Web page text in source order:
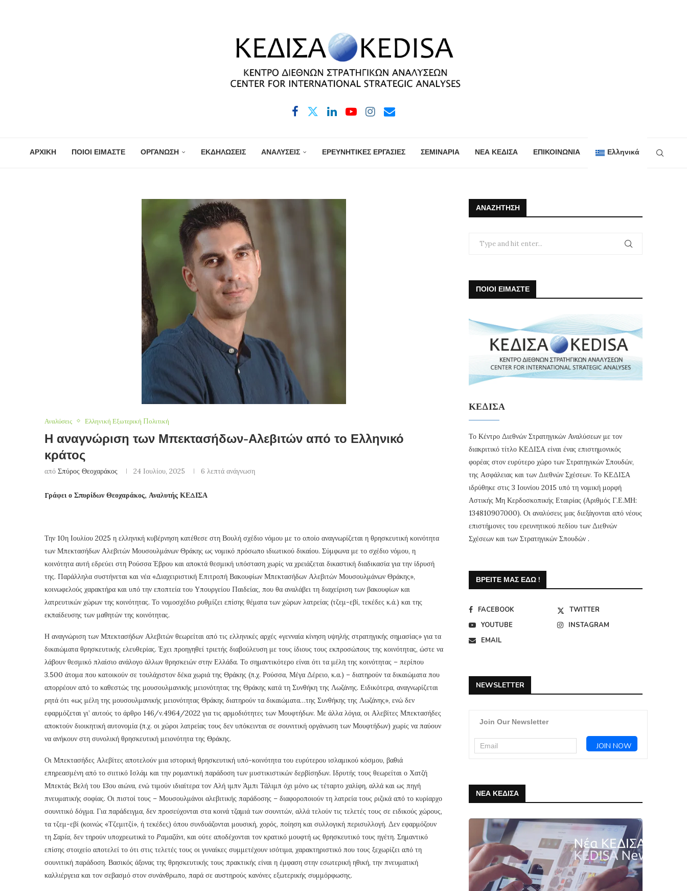
ΑΡΧΙΚΗ ΠΟΙΟΙ ΕΙΜΑΣΤΕ ΟΡΓΑΝΩΣΗ ΕΚΔΗΛΩΣΕΙΣ ΑΝΑΛΥΣΕΙΣ ΕΡΕΥΝΗΤΙΚΕΣ ΕΡΓΑΣΙΕΣ ΣΕΜΙΝΑΡΙΑ ΝΕΑ ΚΕΔΙΣΑ ΕΠΙΚΟΙΝΩΝΙΑ Ελληνικά
Αναλύσεις Ελληνική Εξωτερική Πολιτική
Η αναγνώριση των Μπεκτασήδων-Αλεβιτών από το Ελληνικό
κράτος
από Σπύρος Θεοχαράκος 24 Ιουλίου, 2025 6 λεπτά ανάγνωση
Γράφει ο Σπυρίδων Θεοχαράκος, Αναλυτής ΚΕΔΙΣΑ
Την 10η Ιουλίου 2025 η ελληνική κυβέρνηση κατέθεσε στη Βουλή σχέδιο νόμου με το οποίο αναγνωρίζεται η θρησκευτική κοινότητα
των Μπεκτασήδων Αλεβιτών Μουσουλμάνων Θράκης ως νομικό πρόσωπο ιδιωτικού δικαίου. Σύμφωνα με το σχέδιο νόμου, η
κοινότητα αυτή εδρεύει στη Ρούσσα Έβρου και αποκτά θεσμική υπόσταση χωρίς να χρειάζεται δικαστική διαδικασία για την ίδρυσή
της. Παράλληλα συστήνεται και νέα «Διαχειριστική Επιτροπή Βακουφίων Μπεκτασήδων Αλεβιτών Μουσουλμάνων Θράκης»,
κοινωφελούς χαρακτήρα και υπό την εποπτεία του Υπουργείου Παιδείας, που θα αναλάβει τη διαχείριση των βακουφίων και
λατρευτικών χώρων της κοινότητας. Το νομοσχέδιο ρυθμίζει επίσης θέματα των χώρων λατρείας (τζεμ-εβί, τεκέδες κ.ά.) και της
εκπαίδευσης των μαθητών της κοινότητας.
Η αναγνώριση των Μπεκτασήδων Αλεβιτών θεωρείται από τις ελληνικές αρχές «γενναία κίνηση υψηλής στρατηγικής σημασίας» για τα
δικαιώματα θρησκευτικής ελευθερίας. Έχει προηγηθεί τριετής διαβούλευση με τους ίδιους τους εκπροσώπους της κοινότητας, ώστε να
λάβουν θεσμικό πλαίσιο ανάλογο άλλων θρησκειών στην Ελλάδα. Το σημαντικότερο είναι ότι τα μέλη της κοινότητας – περίπου
3.500 άτομα που κατοικούν σε τουλάχιστον δέκα χωριά της Θράκης (π.χ. Ρούσσα, Μέγα Δέρειο, κ.α.) – διατηρούν τα δικαιώματα που
απορρέουν από το καθεστώς της μουσουλμανικής μειονότητας της Θράκης κατά τη Συνθήκη της Λωζάνης. Ειδικότερα, αναγνωρίζεται
ρητά ότι «ως μέλη της μουσουλμανικής μειονότητας Θράκης διατηρούν τα δικαιώματα…της Συνθήκης της Λωζάνης», ενώ δεν
εφαρμόζεται γι’ αυτούς το άρθρο 146/ν.4964/2022 για τις αρμοδιότητες των Μουφτήδων. Με άλλα λόγια, οι Αλεβίτες Μπεκτασήδες
αποκτούν διοικητική αυτονομία (π.χ. οι χώροι λατρείας τους δεν υπόκεινται σε σουνιτική οργάνωση των Μουφτήδων) χωρίς να παύουν
να ανήκουν στη συνολική θρησκευτική μειονότητα της Θράκης.
Οι Μπεκτασήδες Αλεβίτες αποτελούν μια ιστορική θρησκευτική υπό-κοινότητα του ευρύτερου ισλαμικού κόσμου, βαθιά
επηρεασμένη από το σιιτικό Ισλάμ και την ρομαντική παράδοση των μυστικιστικών δερβίσηδων. Ιδρυτής τους θεωρείται ο Χατζή
Μπεκτάς Βελή του 13ου αιώνα, ενώ τιμούν ιδιαίτερα τον Αλή ιμπν Άμπι Τάλιμπ όχι μόνο ως τέταρτο χαλίφη, αλλά και ως πηγή
πνευματικής σοφίας. Οι πιστοί τους – Μουσουλμάνοι αλεβιτικής παράδοσης – διαφοροποιούν τη λατρεία τους ριζικά από το κυρίαρχο
σουνιτικό δόγμα. Για παράδειγμα, δεν προσεύχονται στα κοινά τζαμιά των σουνιτών, αλλά τελούν τις τελετές τους σε ειδικούς χώρους,
τα τζεμ-εβί (κοινώς «Τζεμιτζί», ή τεκέδες) όπου συνδυάζονται μουσική, χορός, ποίηση και συλλογική περισυλλογή. Δεν εφαρμόζουν
τη Σαρία, δεν τηρούν υποχρεωτικά το Ραμαζάνι, και ούτε αποδέχονται τον κρατικό μουφτή ως θρησκευτικό τους ηγέτη. Σημαντικό
επίσης στοιχείο αποτελεί το ότι στις τελετές τους οι γυναίκες συμμετέχουν ισότιμα, χαρακτηριστικό που τους ξεχωρίζει από τη
σουνιτική παράδοση. Βασικός άξονας της θρησκευτικής τους πρακτικής είναι η έμφαση στην εσωτερική ηθική, την πνευματική
καλλιέργεια και τον σεβασμό στον συνάνθρωπο, παρά σε αυστηρούς κανόνες εξωτερικής συμμόρφωσης.
ΑΝΑΖΉΤΗΣΗ
ΠΟΙΟΙ ΕΙΜΑΣΤΕ
ΚΕΔΙΣΑ
Το Κέντρο Διεθνών Στρατηγικών Αναλύσεων με τον
διακριτικό τίτλο ΚΕΔΙΣΑ είναι ένας επιστημονικός
φορέας στον ευρύτερο χώρο των Στρατηγικών Σπουδών,
της Ασφάλειας και των Διεθνών Σχέσεων. Το ΚΕΔΙΣΑ
ιδρύθηκε στις 3 Ιουνίου 2015 υπό τη νομική μορφή
Αστικής Μη Κερδοσκοπικής Εταιρίας (Αριθμός Γ.Ε.ΜΗ:
134810907000). Οι αναλύσεις μας διεξάγονται από νέους
επιστήμονες του ερευνητικού πεδίου των Διεθνών
Σχέσεων και των Στρατηγικών Σπουδών .
ΒΡΕΊΤΕ ΜΑΣ ΕΔΏ !
FACEBOOK
TWITTER
YOUTUBE
INSTAGRAM
EMAIL
NEWSLETTER
Join Our Newsletter
ΝΕΑ ΚΕΔΙΣΑ